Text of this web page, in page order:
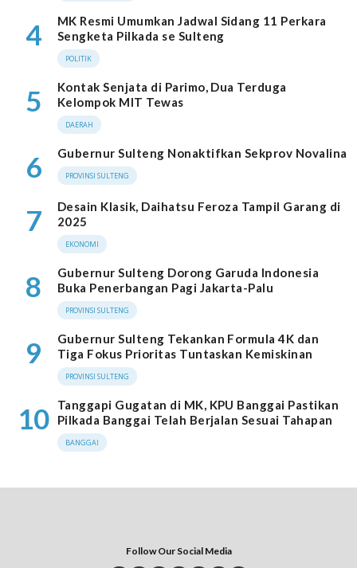
4
MK Resmi Umumkan Jadwal Sidang 11 Perkara
Sengketa Pilkada se Sulteng
POLITIK
5
Kontak Senjata di Parimo, Dua Terduga
Kelompok MIT Tewas
DAERAH
6 Gubernur Sulteng Nonaktifkan Sekprov Novalina
PROVINSI SULTENG
7
Desain Klasik, Daihatsu Feroza Tampil Garang di
2025
EKONOMI
8
Gubernur Sulteng Dorong Garuda Indonesia
Buka Penerbangan Pagi Jakarta-Palu
PROVINSI SULTENG
9
Gubernur Sulteng Tekankan Formula 4K dan
Tiga Fokus Prioritas Tuntaskan Kemiskinan
PROVINSI SULTENG
10
Tanggapi Gugatan di MK, KPU Banggai Pastikan
Pilkada Banggai Telah Berjalan Sesuai Tahapan
BANGGAI
Follow Our Social Media